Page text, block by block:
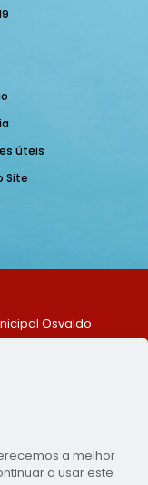
úteis
Site
Osvaldo
553370-128
Comunicação da
a melhor
a usar este